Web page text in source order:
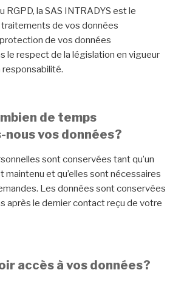
RGPD, la SAS INTRADYS est le
de vos données
de vos données
le respect de la législation en vigueur
responsabilité.
de temps
vos données ?
sont conservées tant qu’un
et qu’elles sont nécessaires
Les données sont conservées
après le dernier contact reçu de votre
accès à vos données ?